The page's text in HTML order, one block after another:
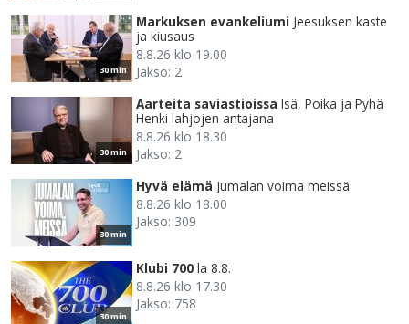
30 min
Markuksen evankeliumi Jeesuksen kaste
ja kiusaus
8.8.26 klo 19.00
Jakso: 2
30 min
Aarteita saviastioissa Isä, Poika ja Pyhä
Henki lahjojen antajana
8.8.26 klo 18.30
Jakso: 2
30 min
Hyvä elämä Jumalan voima meissä
8.8.26 klo 18.00
Jakso: 309
30 min
Klubi 700 la 8.8.
8.8.26 klo 17.30
Jakso: 758